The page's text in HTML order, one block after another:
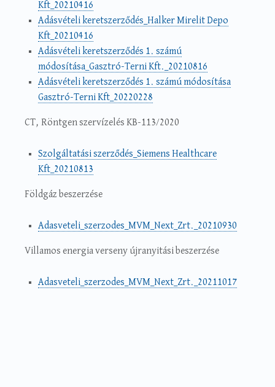
Kft_20210416
Adásvételi keretszerződés_Halker Mirelit Depo
Kft_20210416
Adásvételi keretszerződés 1. számú
módosítása_Gasztró-Terni Kft._20210816
Adásvételi keretszerződés 1. számú módosítása
Gasztró-Terni Kft_20220228
CT, Röntgen szervízelés KB-113/2020
Szolgáltatási szerződés_Siemens Healthcare
Kft_20210813
Földgáz beszerzése
Adasveteli_szerzodes_MVM_Next_Zrt._20210930
Villamos energia verseny újranyitási beszerzése
Adasveteli_szerzodes_MVM_Next_Zrt._20211017